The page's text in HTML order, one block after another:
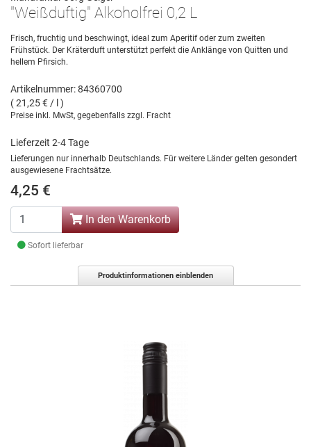
"Weißduftig" Alkoholfrei 0,2 L
Frisch, fruchtig und beschwingt, ideal zum Aperitif oder zum zweiten
Frühstück. Der Kräterduft unterstützt perfekt die Anklänge von Quitten und
hellem Pfirsich.
Artikelnummer: 84360700
( 21,25 € / l )
Preise inkl. MwSt, gegebenfalls zzgl. Fracht
Lieferzeit 2-4 Tage
Lieferungen nur innerhalb Deutschlands. Für weitere Länder gelten gesondert
ausgewiesene Frachtsätze.
4,25 €
In den Warenkorb
Sofort lieferbar
Produktinformationen einblenden